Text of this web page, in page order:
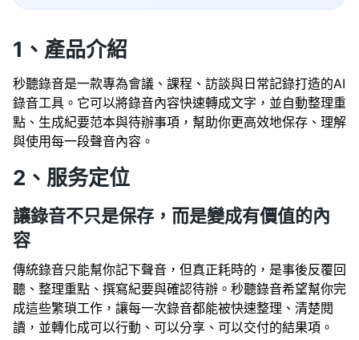
1、產品介紹
秒聽錄音是一款專為會議、課程、訪談與日常記錄打造的AI
錄音工具。它可以將錄音內容快速轉成文字，並自動整理重
點、生成紀要范本與待辦事項，幫助你更高效地保存、理解
與使用每一段聲音內容。
2、服务定位
讓錄音不只是保存，而是變成有價值的內
容
傳統錄音只能幫你記下聲音，但真正耗時的，是事後反覆回
聽、整理重點、撰寫紀要與確認待辦。秒聽錄音希望幫你完
成這些繁瑣工作，讓每一次錄音都能被快速整理、清楚閱
讀，並轉化成可以行動、可以分享、可以交付的結果項。